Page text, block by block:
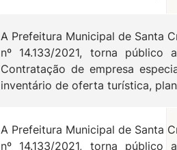
A Prefeitura Municipal de Santa
nº 14.133/2021, torna público
Contratação de empresa
inventário de oferta turística,
A Prefeitura Municipal de Santa
nº 14.133/2021, torna público